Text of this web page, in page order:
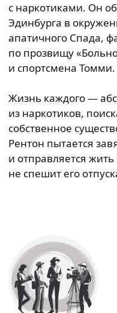
с наркотиками. Он
Эдинбурга в
апатичного Спада,
по прозвищу
и спортсмена Томми.
Жизнь каждого —
из наркотиков,
собственное
Рентон пытается
и отправляется
не спешит его